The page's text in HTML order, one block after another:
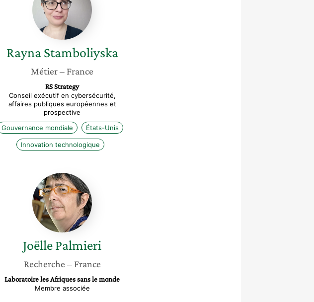
Rayna Stamboliyska
Métier– France
RS Strategy
Conseil exécutif en cybersécurité,
affaires publiques européennes et
prospective
Gouvernance mondiale
États-Unis
Innovation technologique
Joëlle
Palmieri
JoëllePalmieri
Recherche – France
Laboratoire les Afriques sans le monde
Membre associée